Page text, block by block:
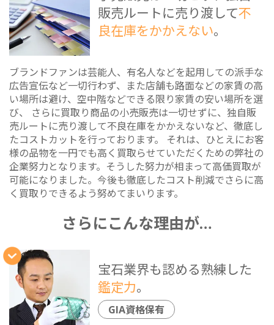
販売ルートに売り渡して不
良在庫をかかえない。
ブランドファンは芸能人、有名人などを起用しての派手な
広告宣伝など一切行わず、また店舗も路面などの家賃の高
い場所は避け、空中階などできる限り家賃の安い場所を選
び、 さらに買取り商品の小売販売は一切せずに、独自販
売ルートに売り渡して不良在庫をかかえないなど、徹底し
たコストカットを行っております。 それは、ひとえにお客
様の品物を一円でも高く買取らせていただくための弊社の
企業努力となります。そうした努力が相まって高価買取が
可能になりました。今後も徹底したコスト削減でさらに高
く買取りできるよう努めてまいります。
さらにこんな理由が…
宝石業界も認める熟練した
鑑定力。
GIA資格保有